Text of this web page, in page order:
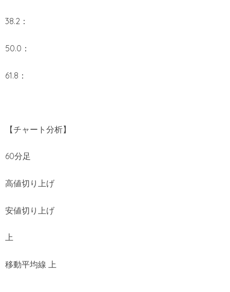
38.2：
50.0：
61.8：
【チャート分析】
60分足
高値切り上げ
安値切り上げ
上
移動平均線 上